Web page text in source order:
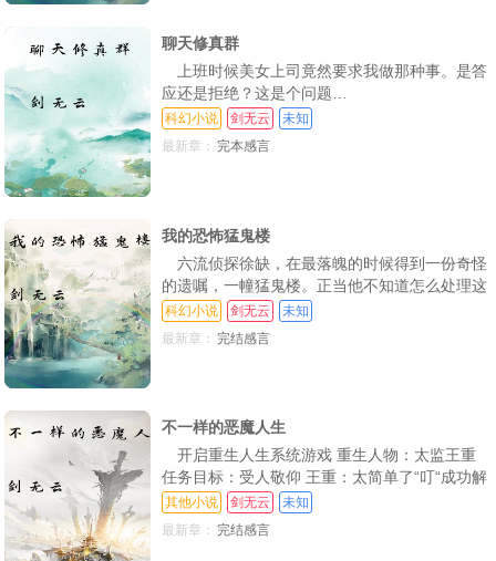
聊天修真群
上班时候美女上司竟然要求我做那种事。是答
应还是拒绝？这是个问题…
科幻小说 剑无云
未知
最新章： 完本感言
我的恐怖猛鬼楼
六流侦探徐缺，在最落魄的时候得到一份奇怪
的遗嘱，一幢猛鬼楼。正当他不知道怎么处理这
幢房子的时候，看到人家开恐怖屋赚大钱了，于
是他也磨刀霍霍，准备开一家恐怖猛鬼楼 不
过，当他进入猛鬼楼的时候，意外发生。恭喜你
流群：贰
科幻小说 剑无云
未知
最新章： 完结感言
不一样的恶魔人生
开启重生人生系统游戏 重生人物：太监王重
任务目标：受人敬仰 王重：太简单了“叮“成功解
锁新重生人物：秀才王二平“任务目标：让媳妇
看看我的厉害，敬佩我 王重：是祸躲不过，娶
其他小说 剑无云
未知
最新章： 完结感言